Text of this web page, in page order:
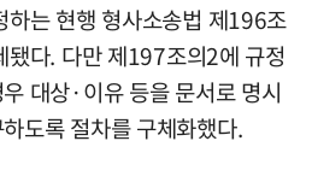
하는 현행 형사소송법 제196조
됐다. 다만 제197조의2에 규정
대상·이유 등을 문서로 명시
도록 절차를 구체화했다.